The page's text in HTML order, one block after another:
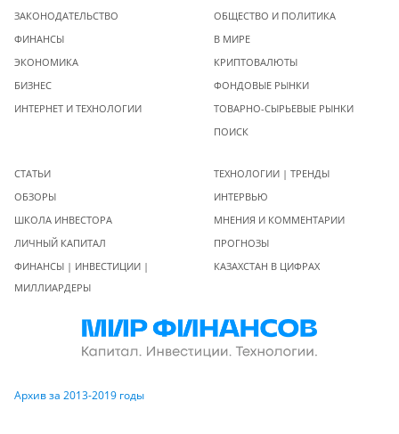
ЗАКОНОДАТЕЛЬСТВО
ФИНАНСЫ
ЭКОНОМИКА
БИЗНЕС
ИНТЕРНЕТ И ТЕХНОЛОГИИ
ОБЩЕСТВО И ПОЛИТИКА
В МИРЕ
КРИПТОВАЛЮТЫ
ФОНДОВЫЕ РЫНКИ
ТОВАРНО-СЫРЬЕВЫЕ РЫНКИ
ПОИСК
СТАТЬИ
ОБЗОРЫ
ШКОЛА ИНВЕСТОРА
ЛИЧНЫЙ КАПИТАЛ
ФИНАНСЫ | ИНВЕСТИЦИИ |
МИЛЛИАРДЕРЫ
ТЕХНОЛОГИИ | ТРЕНДЫ
ИНТЕРВЬЮ
МНЕНИЯ И КОММЕНТАРИИ
ПРОГНОЗЫ
КАЗАХСТАН В ЦИФРАХ
Архив за 2013-2019 годы